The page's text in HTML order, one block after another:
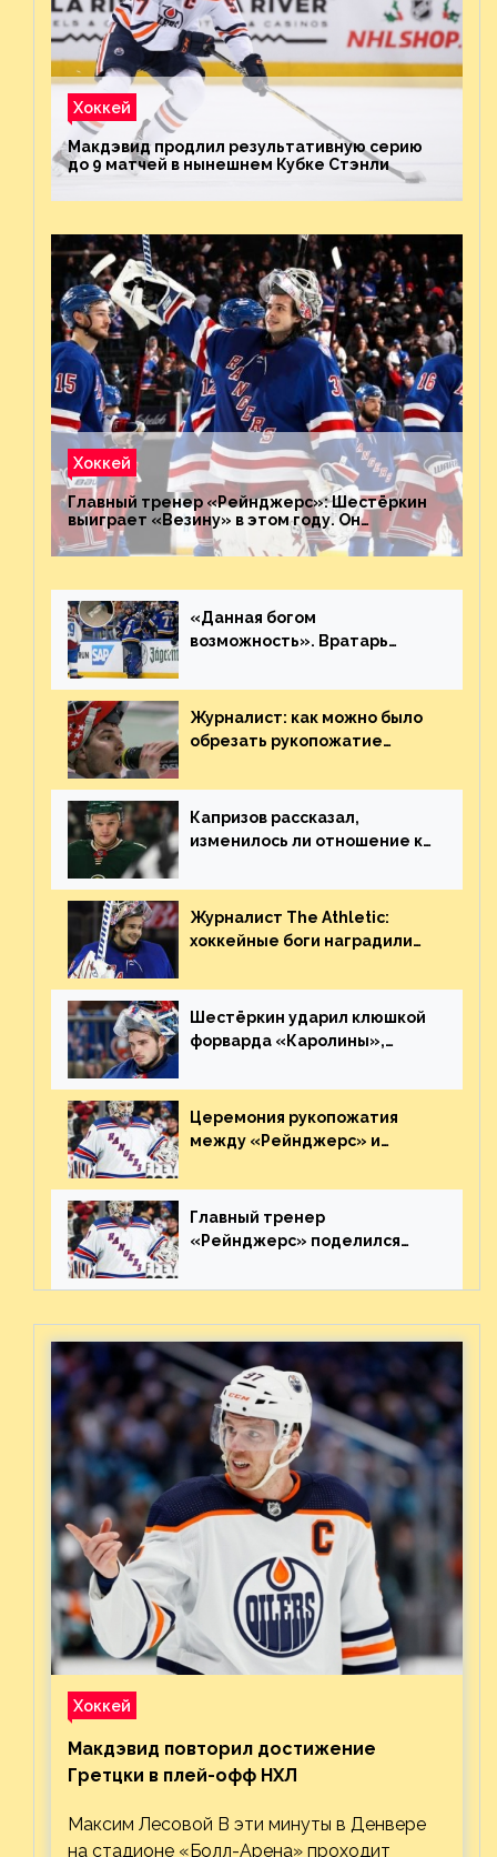
Хоккей
Макдэвид продлил результативную серию
до 9 матчей в нынешнем Кубке Стэнли
Хоккей
Главный тренер «Рейнджерс»: Шестёркин
выиграет «Везину» в этом году. Он
невероятен
«Данная богом
возможность». Вратарь
броске бутылкой в Кадри
Журналист: как можно было
обрезать рукопожатие
Плохая работа, ESPN
Капризов рассказал,
изменилось ли отношение к
Украине
Журналист The Athletic:
хоккейные боги наградили
великолепную игру
Шестёркин ударил клюшкой
форварда «Каролины»,
пятаке. Видео
Церемония рукопожатия
между «Рейнджерс» и
матча плей-офф. Видео
Главный тренер
«Рейнджерс» поделился
предстоящего финала
Хоккей
Макдэвид повторил достижение
Гретцки в плей-офф НХЛ
Максим Лесовой В эти минуты в Денвере
на стадионе «Болл-Арена» проходит